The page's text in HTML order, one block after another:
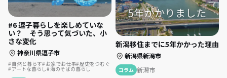
#6 逗子暮らしを楽しめていな
い？ そう思って気づいた、小
さな変化
神奈川県逗子市
自然と暮らす お家でお仕事 歴史をつむぐ
アートな暮らし 海のそばの暮らし
新潟移住までに5年かかった理由
新潟県新潟市
コラム 新潟市